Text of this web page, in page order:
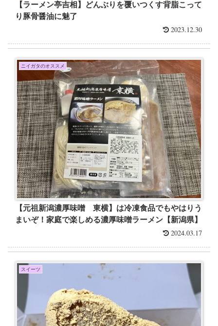
【ラーメン亭吉相】どんぶりを覆いつくす背脂こって
り豚骨醤油に魅了
2023.12.30
ニイガタのオススメ
【元祖新潟濃厚味噌 東横】は冷凍食品でもやはりう
まいぞ！家庭で楽しめる濃厚味噌ラーメン【新潟県】
2024.03.17
スイーツ